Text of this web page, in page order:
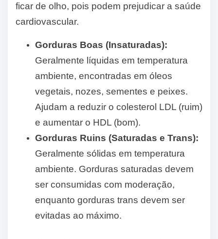
ficar de olho, pois podem prejudicar a saúde
cardiovascular.
Gorduras Boas (Insaturadas):
Geralmente líquidas em temperatura
ambiente, encontradas em óleos
vegetais, nozes, sementes e peixes.
Ajudam a reduzir o colesterol LDL (ruim)
e aumentar o HDL (bom).
Gorduras Ruins (Saturadas e Trans):
Geralmente sólidas em temperatura
ambiente. Gorduras saturadas devem
ser consumidas com moderação,
enquanto gorduras trans devem ser
evitadas ao máximo.